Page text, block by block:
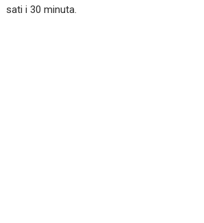
sati i 30 minuta.